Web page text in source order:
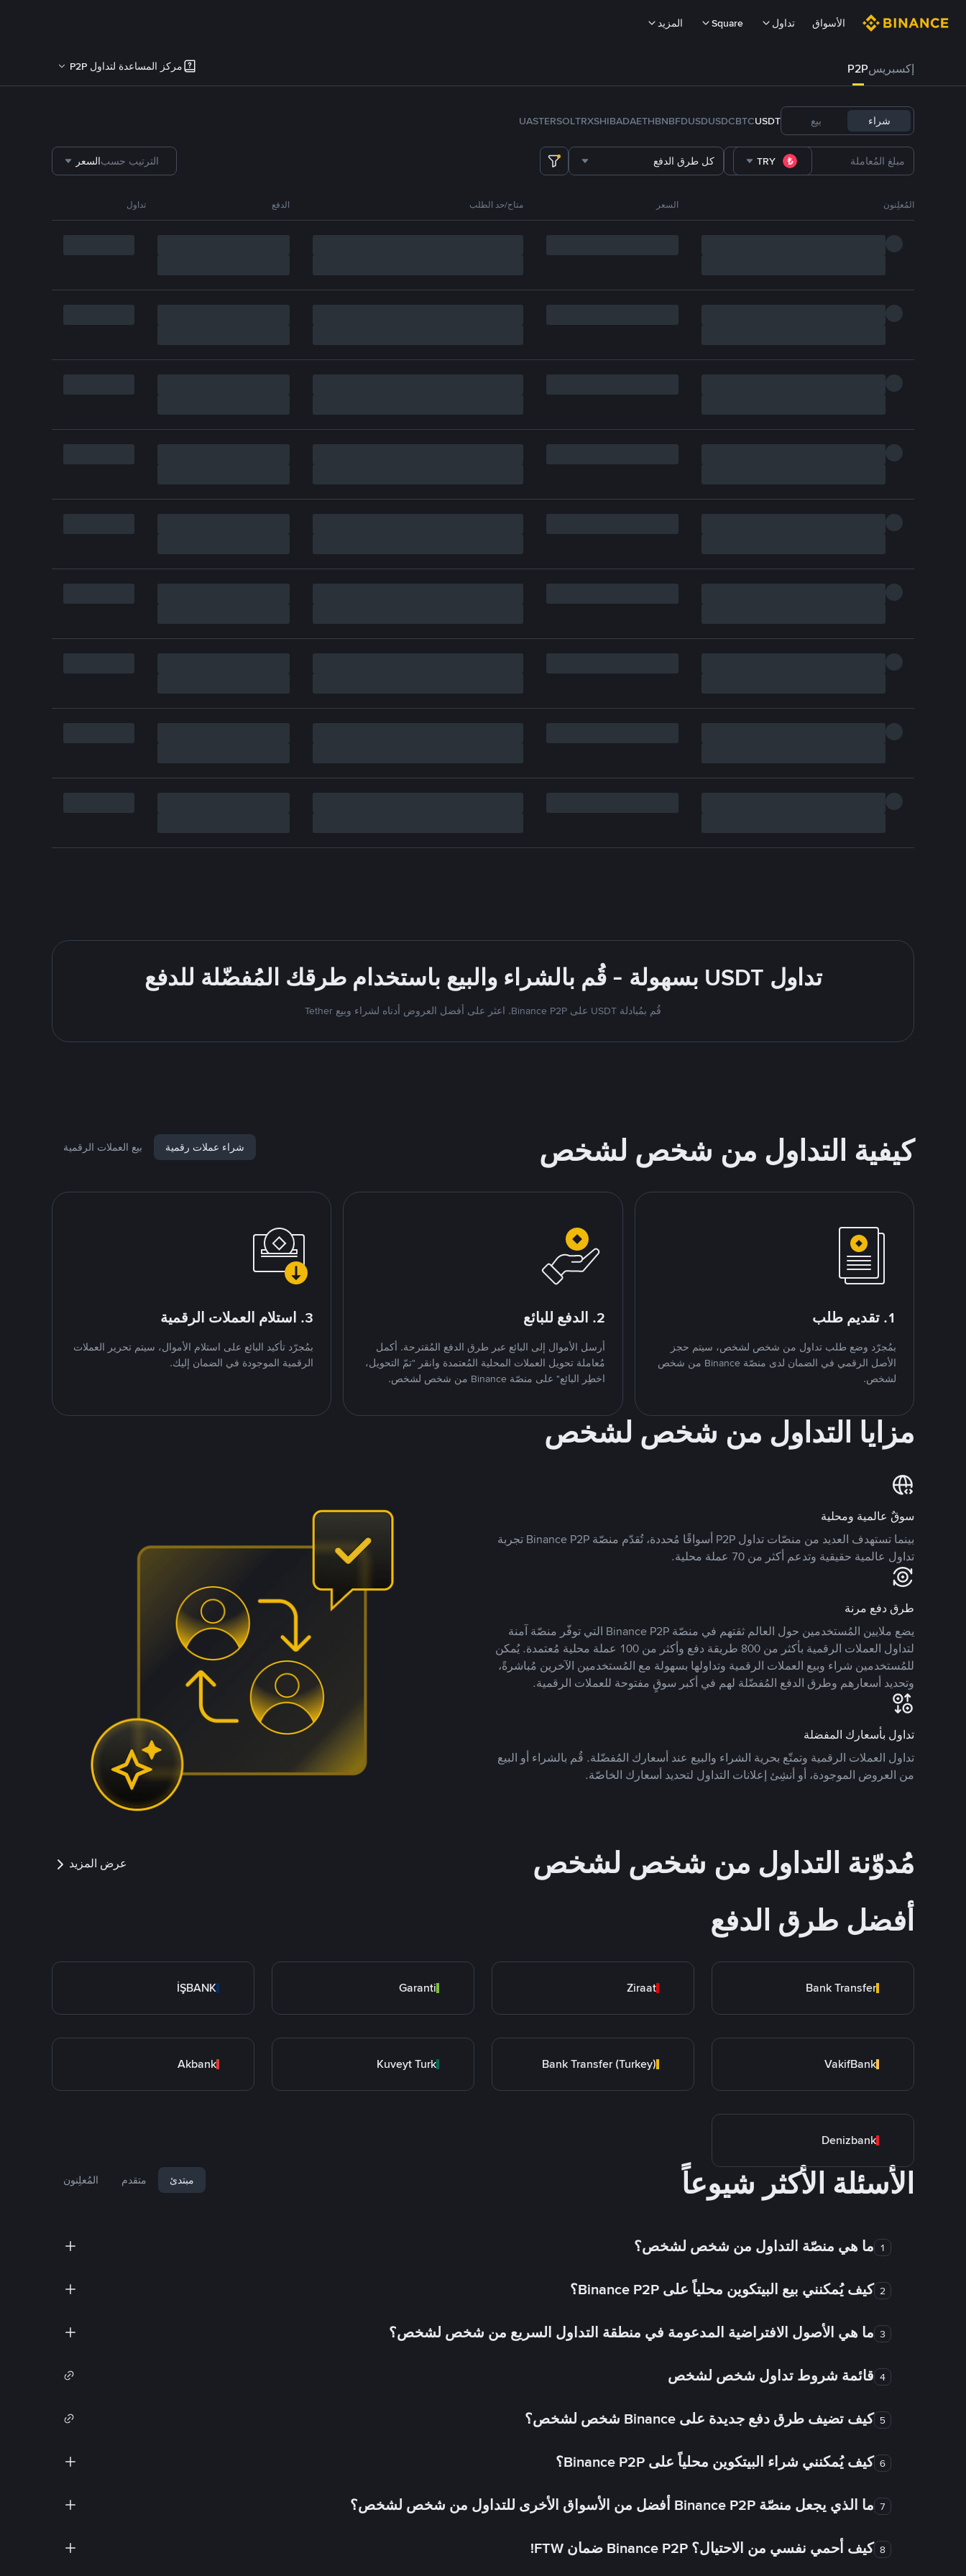
الأسواق تداول Square المزيد
إكسبريسP2P مركز المساعدة لتداول P2P
شراء بيع USDT
BTC
USDC
FDUSD
BNB
ETH
ADA
SHIB
TRX
SOL
ASTER
U
TRY كل طرق الدفع الترتيب حسبالسعر
المُعلِنون السعر متاح/حد الطلب الدفع تداول
تداول USDT بسهولة - قُم بالشراء والبيع باستخدام طرقك المُفضّلة للدفع
قُم بمُبادلة USDT على Binance P2P. اعثر على أفضل العروض أدناه لشراء وبيع Tether
كيفية التداول من شخص لشخص شراء عملات رقمية بيع العملات الرقمية
1. تقديم طلب
بمُجرّد وضع طلب تداول من شخص لشخص، سيتم حجز
الأصل الرقمي في الضمان لدى منصّة Binance من شخص
لشخص.
2. الدفع للبائع
أرسل الأموال إلى البائع عبر طرق الدفع المُقترحة. أكمل
مُعاملة تحويل العملات المحلية المُعتمدة وانقر "تمّ التحويل،
اخطِر البائع" على منصّة Binance من شخص لشخص.
3. استلام العملات الرقمية
بمُجرّد تأكيد البائع على استلام الأموال، سيتم تحرير العملات
الرقمية الموجودة في الضمان إليك.
مزايا التداول من شخص لشخص
سوقٌ عالمية ومحلية
بينما تستهدف العديد من منصّات تداول P2P أسواقًا مُحددة، تُقدّم منصّة Binance P2P تجربة
تداول عالمية حقيقية وتدعم أكثر من 70 عملة محلية.
طرق دفع مرنة
يضع ملايين المُستخدمين حول العالم ثقتهم في منصّة Binance P2P التي توفّر منصّة آمنة
لتداول العملات الرقمية بأكثر من 800 طريقة دفع وأكثر من 100 عملة محلية مُعتمدة. يُمكن
للمُستخدمين شراء وبيع العملات الرقمية وتداولها بسهولة مع المُستخدمين الآخرين مُباشرةً،
وتحديد أسعارهم وطرق الدفع المُفضّلة لهم في أكبر سوقٍ مفتوحة للعملات الرقمية.
تداول بأسعارك المفضلة
تداول العملات الرقمية وتمتّع بحرية الشراء والبيع عند أسعارك المُفضّلة. قُم بالشراء أو البيع
من العروض الموجودة، أو أنشِئ إعلانات التداول لتحديد أسعارك الخاصّة.
مُدوّنة التداول من شخص لشخص عرض المزيد
أفضل طرق الدفع
Bank Transfer
Ziraat
Garanti
İŞBANK
VakifBank
Bank Transfer (Turkey)
Kuveyt Turk
Akbank
Denizbank
الأسئلة الأكثر شيوعاً مبتدئ متقدم المُعلِنون
1 ما هي منصّة التداول من شخص لشخص؟
2 كيف يُمكنني بيع البيتكوين محلياً على Binance P2P؟
3 ما هي الأصول الافتراضية المدعومة في منطقة التداول السريع من شخص لشخص؟
4 قائمة شروط تداول شخص لشخص
5 كيف تضيف طرق دفع جديدة على Binance شخص لشخص؟
6 كيف يُمكنني شراء البيتكوين محلياً على Binance P2P؟
7 ما الذي يجعل منصّة Binance P2P أفضل من الأسواق الأخرى للتداول من شخص لشخص؟
8 كيف أحمي نفسي من الاحتيال؟ Binance P2P ضمان FTW!